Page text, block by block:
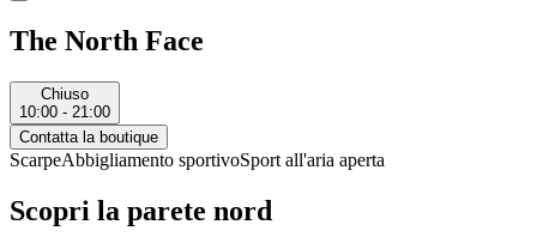
The North Face
Chiuso
10:00 - 21:00
Contatta la boutique
ScarpeAbbigliamento sportivoSport all'aria aperta
Scopri la parete nord